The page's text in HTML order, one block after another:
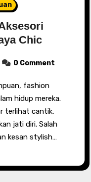
Chic
0 Comment
hidup mereka.
terlihat cantik,
jati diri. Salah
kesan stylish…